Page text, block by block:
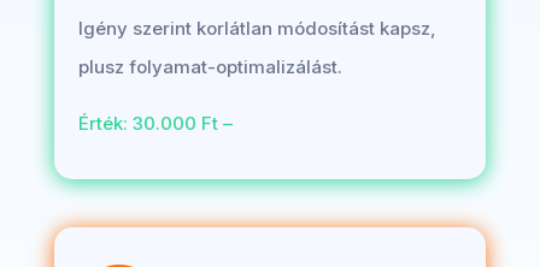
Igény szerint korlátlan módosítást kapsz,
plusz folyamat-optimalizálást.
Érték: 30.000 Ft –